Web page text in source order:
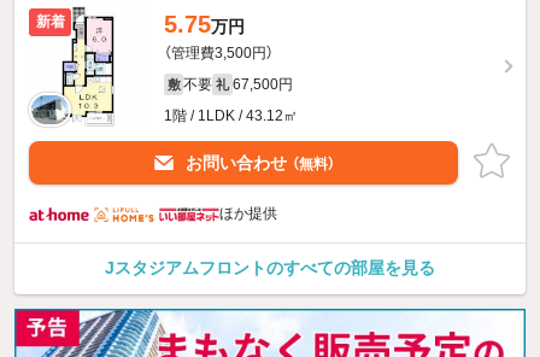
新着 5.75万円
（管理費3,500円）
敷 不要 礼 67,500円
1階 / 1LDK / 43.12㎡
お問い合わせ （無料）
ほか提供
Jスタジアムフロントのすべての部屋を見る